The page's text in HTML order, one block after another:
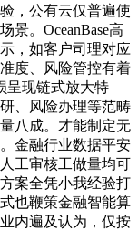
，公有云仅普遍使
景。OceanBase高
，如客户司理对应
度、风险管控有着
呈现链式放大特
、风险办理等范畴
八成。才能制定无
金融行业数据平安
工审核工做量均可
案全凭小我经验打
也鞭策金融智能算
内遍及认为，仅按